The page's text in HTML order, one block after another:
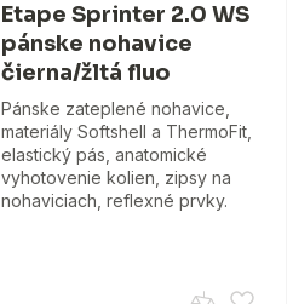
Etape Sprinter 2.0 WS
pánske nohavice
čierna/žltá fluo
Pánske zateplené nohavice,
materiály Softshell a ThermoFit,
elastický pás, anatomické
vyhotovenie kolien, zipsy na
nohaviciach, reflexné prvky.